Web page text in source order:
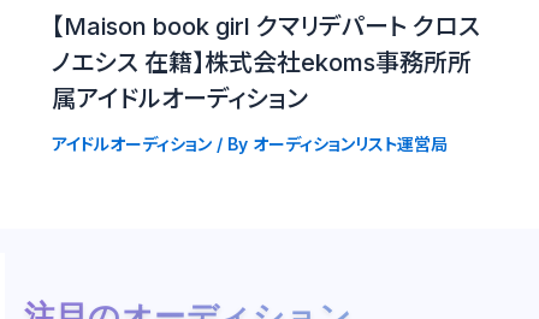
【Maison book girl クマリデパート クロス
ノエシス 在籍】株式会社ekoms事務所所
属アイドルオーディション
アイドルオーディション/ By オーディションリスト運営局